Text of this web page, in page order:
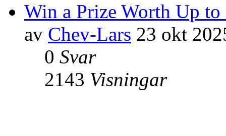
Win a Prize Worth Up
av Chev-Lars 23 okt
0 Svar
2143 Visningar